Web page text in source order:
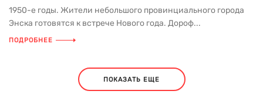
1950-е годы. Жители небольшого провинциального города
Энска готовятся к встрече Нового года. Дороф...
ПОДРОБНЕЕ
ПОКАЗАТЬ ЕЩЕ